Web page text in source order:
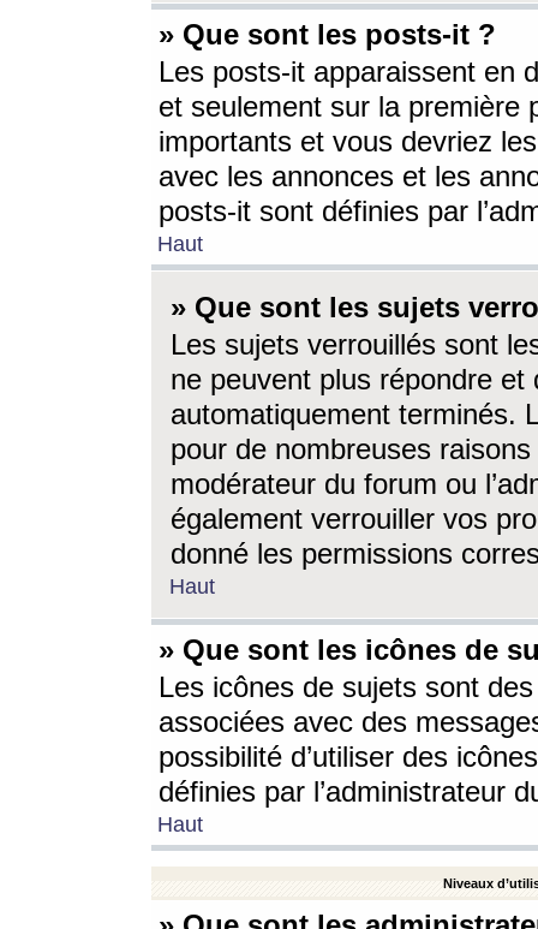
» Que sont les posts-it ?
Les posts-it apparaissent en
et seulement sur la première
importants et vous devriez
avec les annonces et les
posts-it sont définies par
Haut
» Que sont les sujets
Les sujets verrouillés sont
ne peuvent plus répondre
automatiquement terminés.
pour de nombreuses
modérateur du forum ou
également verrouiller vos
donné les permissions
Haut
» Que sont les icônes de
Les icônes de sujets sont
associées avec des
possibilité d’utiliser des
définies par l’administrateur
Haut
Niveaux